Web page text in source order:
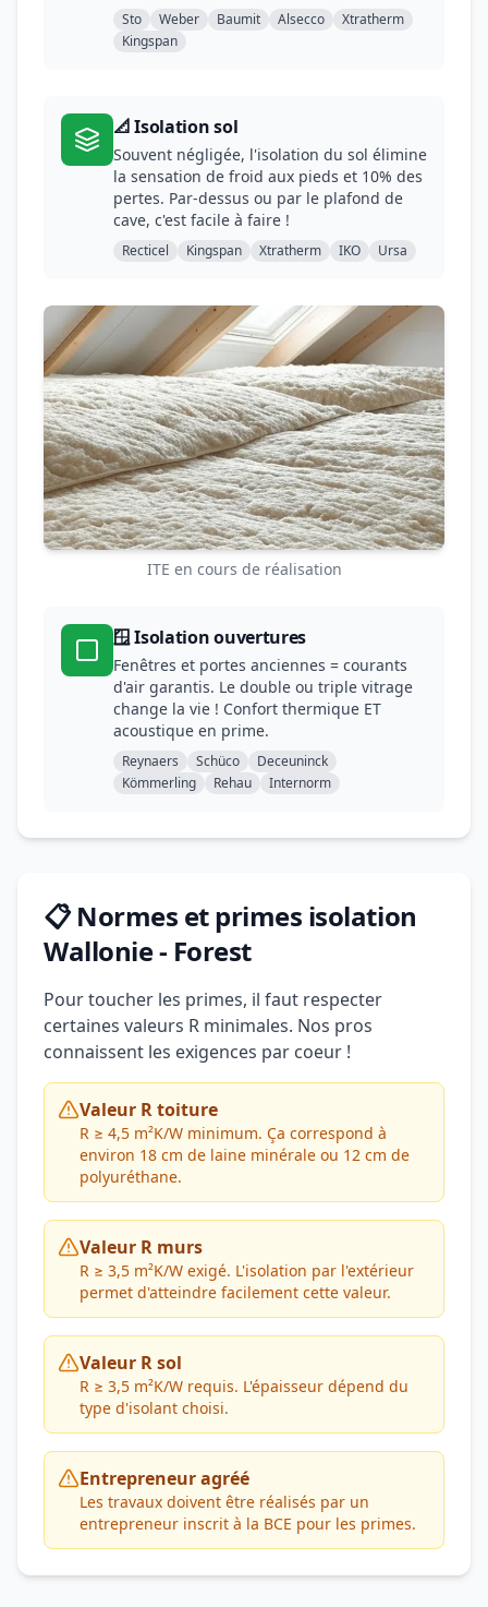
Sto Weber Baumit Alsecco
Xtratherm
Kingspan
📐 Isolation sol
Souvent négligée, l'isolation du sol élimine
la sensation de froid aux pieds et 10% des
pertes. Par-dessus ou par le plafond de
cave, c'est facile à faire !
Recticel Kingspan Xtratherm IKO Ursa
ITE en cours de réalisation
🪟 Isolation ouvertures
Fenêtres et portes anciennes = courants
d'air garantis. Le double ou triple vitrage
change la vie ! Confort thermique ET
acoustique en prime.
Reynaers Schüco
Deceuninck
Kömmerling
Rehau Internorm
📋 Normes et primes isolation
Wallonie - Forest
Pour toucher les primes, il faut respecter
certaines valeurs R minimales. Nos pros
connaissent les exigences par coeur !
Valeur R toiture
R ≥ 4,5 m²K/W minimum. Ça correspond à
environ 18 cm de laine minérale ou 12 cm de
polyuréthane.
Valeur R murs
R ≥ 3,5 m²K/W exigé. L'isolation par l'extérieur
permet d'atteindre facilement cette valeur.
Valeur R sol
R ≥ 3,5 m²K/W requis. L'épaisseur dépend du
type d'isolant choisi.
Entrepreneur agréé
Les travaux doivent être réalisés par un
entrepreneur inscrit à la BCE pour les primes.